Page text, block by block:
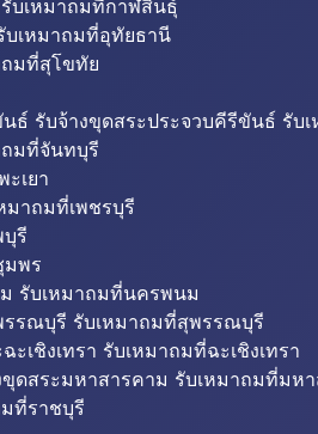
บเหมาถมที่กาฬสินธุ์
บเหมาถมที่อุทัยธานี
มที่สุโขทัย
ธ์ รับจ้างขุดสระประจวบคีรีขันธ์ รับ
มที่จันทบุรี
เยา
มาถมที่เพชรบุรี
รี
มพร
รับเหมาถมที่นครพนม
รณบุรี รับเหมาถมที่สุพรรณบุรี
ะเชิงเทรา รับเหมาถมที่ฉะเชิงเทรา
ดสระมหาสารคาม รับเหมาถมที่มห
ที่ราชบุรี